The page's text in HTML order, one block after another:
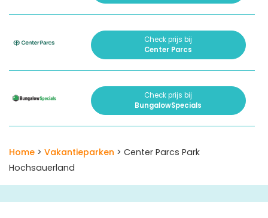
Check prijs bij
Center Parcs
Check prijs bij
BungalowSpecials
Home > Vakantieparken > Center Parcs Park
Hochsauerland